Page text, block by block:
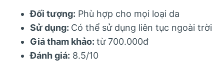
Đối tượng: Phù hợp cho mọi loại da
Sử dụng: Có thể sử dụng liên tục ngoài trời
Giá tham khảo: từ 700.000đ
Đánh giá: 8.5/10